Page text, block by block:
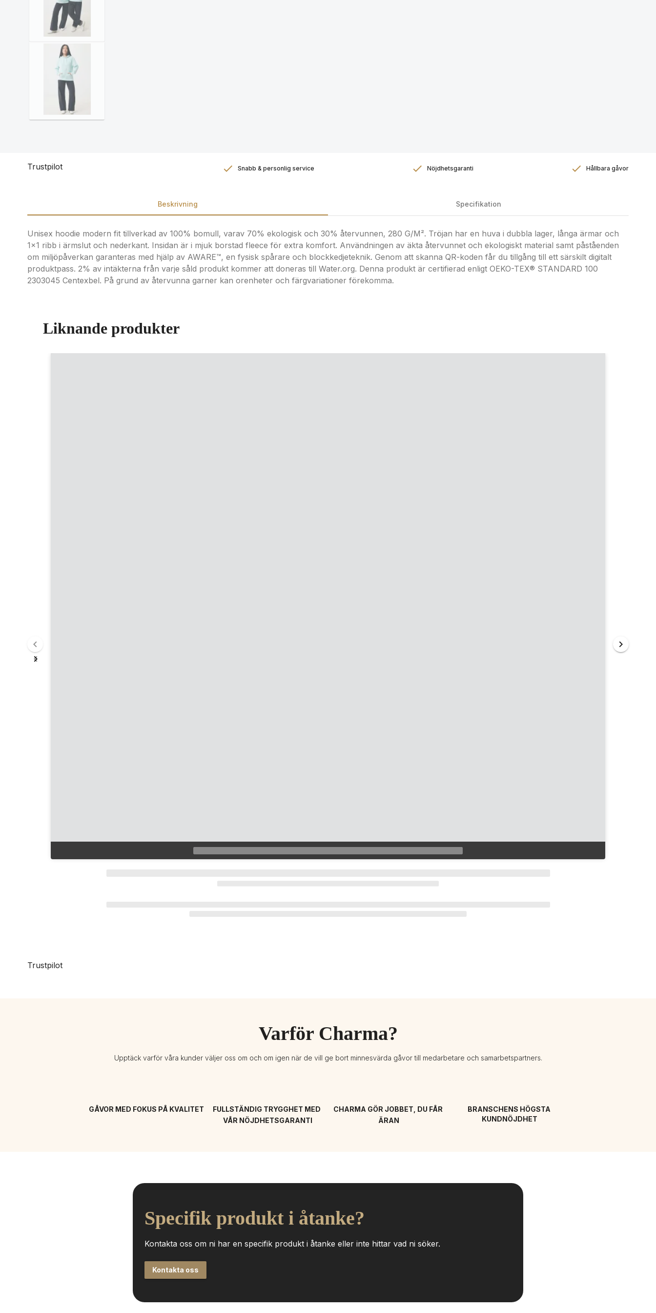
Trustpilot Snabb & personlig service Nöjdhetsgaranti Hållbara gåvor
Beskrivning Specifikation
Unisex hoodie modern fit tillverkad av 100% bomull, varav 70% ekologisk och 30% återvunnen, 280 G/M². Tröjan har en huva i dubbla lager, långa ärmar och
1x1 ribb i ärmslut och nederkant. Insidan är i mjuk borstad fleece för extra komfort. Användningen av äkta återvunnet och ekologiskt material samt påståenden
om miljöpåverkan garanteras med hjälp av AWARE™, en fysisk spårare och blockkedjeteknik. Genom att skanna QR-koden får du tillgång till ett särskilt digitalt
produktpass. 2% av intäkterna från varje såld produkt kommer att doneras till Water.org. Denna produkt är certifierad enligt OEKO-TEX® STANDARD 100
2303045 Centexbel. På grund av återvunna garner kan orenheter och färgvariationer förekomma.
Liknande produkter
Trustpilot
Varför Charma?
Upptäck varför våra kunder väljer oss om och om igen när de vill ge bort minnesvärda gåvor till medarbetare och samarbetspartners.
GÅVOR MED FOKUS PÅ KVALITET
FULLSTÄNDIG TRYGGHET MED
VÅR NÖJDHETSGARANTI
CHARMA GÖR JOBBET, DU FÅR
ÄRAN
BRANSCHENS HÖGSTA
KUNDNÖJDHET
Specifik produkt i åtanke?
Kontakta oss om ni har en specifik produkt i åtanke eller inte hittar vad ni söker.
Kontakta oss